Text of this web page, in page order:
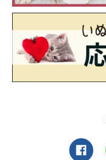
ましたが、だんだん
た」
怒りっぽくなった